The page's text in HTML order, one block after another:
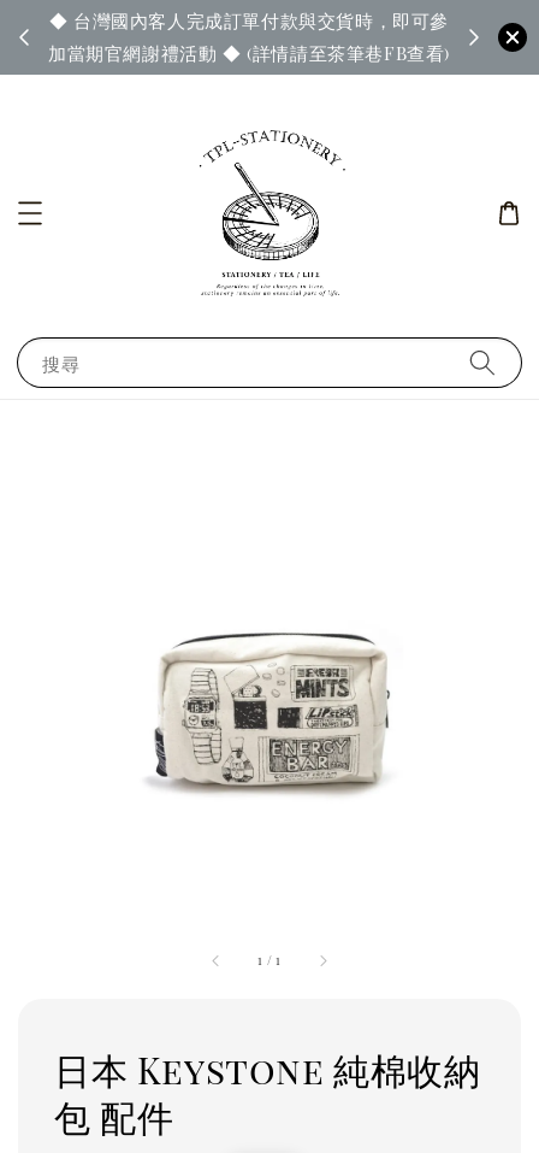
◆ 台灣國內客人完成訂單付款與交貨時，即可參
加當期官網謝禮活動 ◆ (詳情請至茶筆巷FB查看)
◆ 官
搜尋
1 /1
日本 Keystone 純棉收納
包 配件